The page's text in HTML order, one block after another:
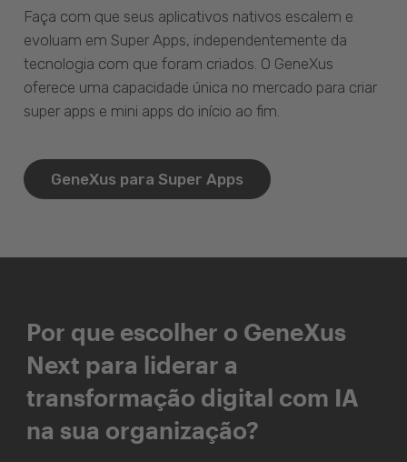
Faça com que seus aplicativos nativos escalem e
evoluam em Super Apps, independentemente da
tecnologia com que foram criados. O GeneXus
oferece uma capacidade única no mercado para criar
super apps e mini apps do início ao fim.
GeneXus para Super Apps
Por que escolher o GeneXus
Next para liderar a
transformação digital com IA
na sua organização?